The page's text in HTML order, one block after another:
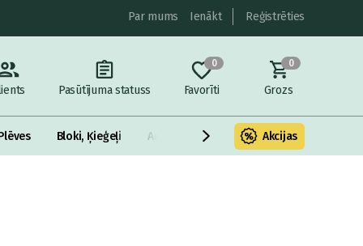
Par mums Ienākt Reģistrēties
Pasūtījuma statuss
0
Favorīti
0
Grozs
Bloki, Ķieģeļi Armatūra un metāls Fasādes
Akcijas